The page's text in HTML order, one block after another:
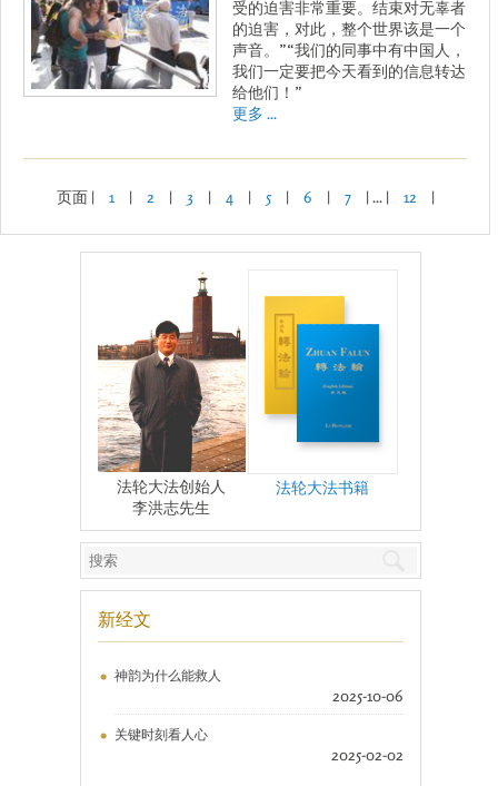
受的迫害非常重要。结束对无辜者
的迫害，对此，整个世界该是一个
声音。”“我们的同事中有中国人，
我们一定要把今天看到的信息转达
给他们！”
更多 ...
页面 | 1 | 2 | 3 | 4 | 5 | 6 | 7 | ... | 12 |
法轮大法创始人
李洪志先生
法轮大法书籍
新经文
神韵为什么能救人
2025-10-06
关键时刻看人心
2025-02-02